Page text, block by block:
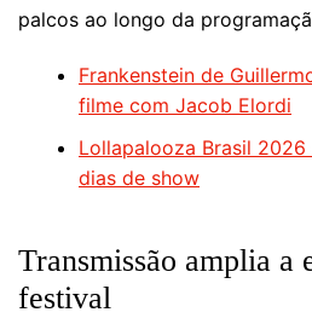
palcos ao longo da
Frankenstein de
filme com Jacob Elordi
Lollapalooza Brasil
dias de show
Transmissão amplia a
festival